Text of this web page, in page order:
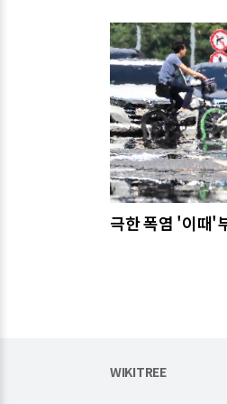
관련기사
극한 폭염 '이때'
WIKITREE